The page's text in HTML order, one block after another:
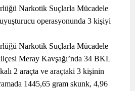
Narkotik Suçlarla Mücadele
operasyonunda 3 kişiyi
Narkotik Suçlarla Mücadele
Meray Kavşağı’nda 34 BKL
2 araçta ve araçtaki 3 kişinin
1445,65 gram skunk, 4,96